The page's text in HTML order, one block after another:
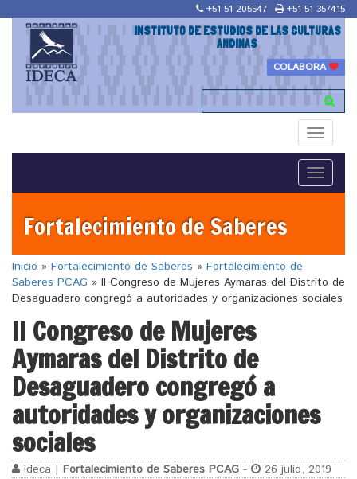
+51 51 205547 +51 51 357415
INSTITUTO DE ESTUDIOS DE LAS CULTURAS
ANDINAS
COLABORA
Toggle
Toggle
Fortalecimiento de Saberes
Inicio » Fortalecimiento de Saberes » Fortalecimiento de
Saberes PCAG » II Congreso de Mujeres Aymaras del Distrito de
Desaguadero congregó a autoridades y organizaciones sociales
II Congreso de Mujeres
Aymaras del Distrito de
Desaguadero congregó a
autoridades y organizaciones
sociales
ideca | Fortalecimiento de Saberes PCAG - 26 julio, 2019